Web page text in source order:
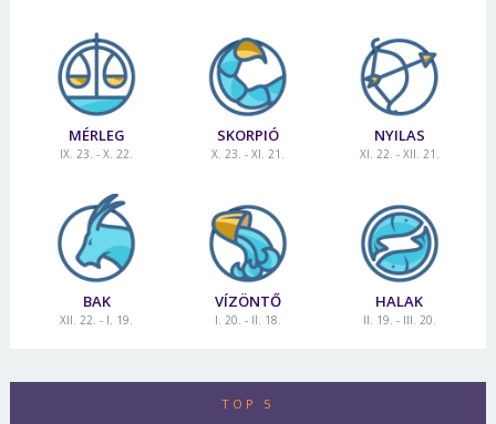
MÉRLEG
IX. 23. - X. 22.
SKORPIÓ
X. 23. - XI. 21.
NYILAS
XI. 22. - XII. 21.
BAK
XII. 22. - I. 19.
VÍZÖNTŐ
I. 20. - II. 18.
HALAK
II. 19. - III. 20.
TOP 5